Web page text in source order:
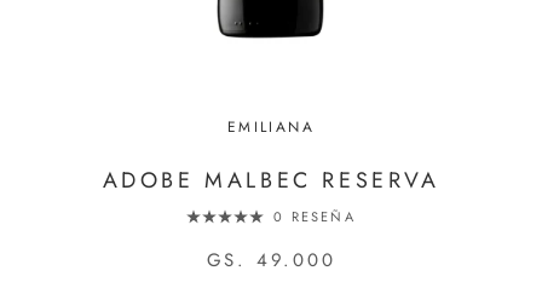
EMILIANA
ADOBE MALBEC RESERVA
0 RESEÑA
GS. 49.000